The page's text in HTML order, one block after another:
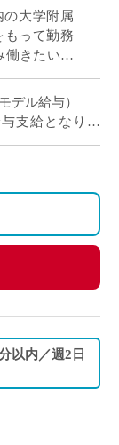
の大学附属
もって勤務
働きたい！
デル給与）
支給となりま
以内／週2日